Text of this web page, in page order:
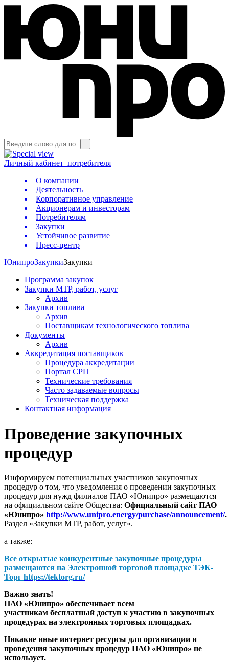
Личный кабинет потребителя
О компании
Деятельность
Корпоративное управление
Акционерам и инвесторам
Потребителям
Закупки
Устойчивое развитие
Пресс-центр
ЮнипроЗакупкиЗакупки
Программа закупок
Закупки МТР, работ, услуг
Архив
Закупки топлива
Архив
Поставщикам технологического топлива
Документы
Архив
Аккредитация поставщиков
Процедура аккредитации
Портал СРП
Технические требования
Часто задаваемые вопросы
Техническая поддержка
Контактная информация
Проведение закупочных
процедур
Информируем потенциальных участников закупочных
процедур о том, что уведомления о проведении закупочных
процедур для нужд филиалов ПАО «Юнипро» размещаются
на официальном сайте Общества: Официальный сайт ПАО
«Юнипро» http://www.unipro.energy/purchase/announcement/.
Раздел «Закупки МТР, работ, услуг».
а также:
Все открытые конкурентные закупочные процедуры
размещаются на Электронной торговой площадке ТЭК-
Торг https://tektorg.ru/
Важно знать!
ПАО «Юнипро» обеспечивает всем
участникам бесплатный доступ к участию в закупочных
процедурах на электронных торговых площадках.
Никакие иные интернет ресурсы для организации и
проведения закупочных процедур ПАО «Юнипро» не
использует.